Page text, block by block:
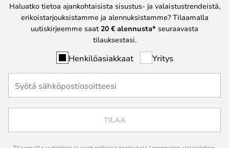
Haluatko tietoa ajankohtaisista sisustus- ja valaistustrendeistä,
erikoistarjouksistamme ja alennuksistamme? Tilaamalla
uutiskirjeemme saat 20 € alennusta* seuraavasta
tilauksestasi.
Henkilöasiakkaat Yritys
TILAA